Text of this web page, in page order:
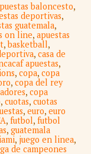
baloncesto,
deportivas,
guatemala,
on line, apuestas
,basketball,
, casa de
apuestas,
, copa, copa
, copa del rey
, copa
, cuotas, cuotas
, euro, euro
, futbol, futbol
, guatemala
, juego en linea,
de campeones